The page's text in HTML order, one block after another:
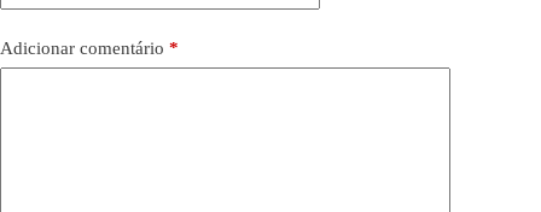
Adicionar comentário *